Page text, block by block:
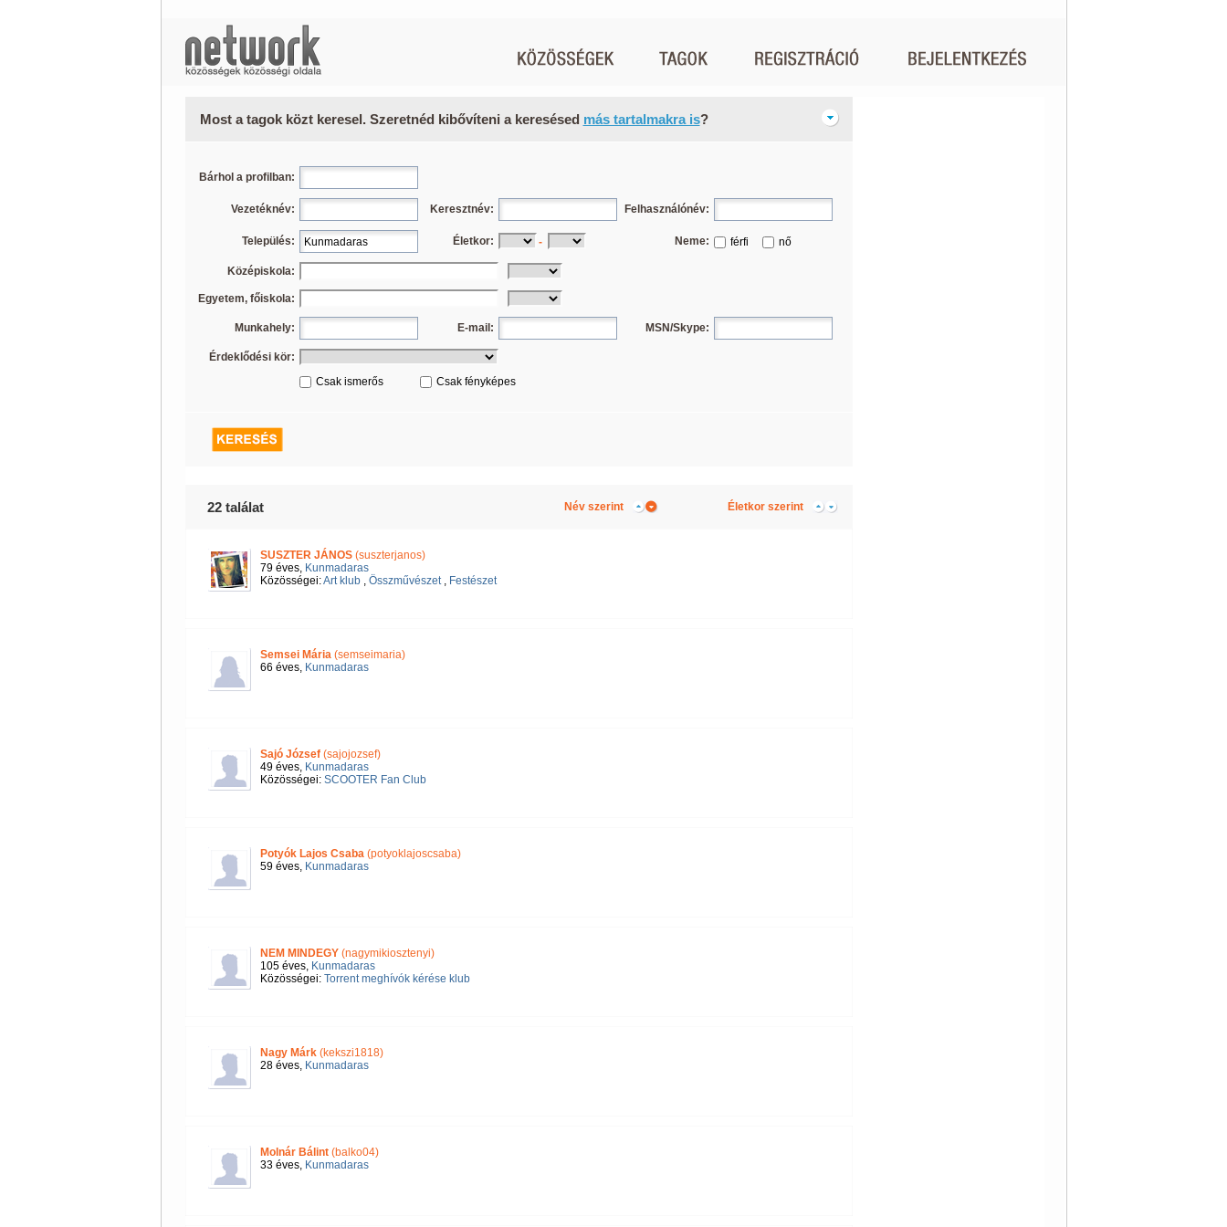
Most a tagok közt keresel. Szeretnéd kibővíteni a keresésed más tartalmakra is?
Bárhol a profilban:
Vezetéknév: Keresztnév: Felhasználónév:
Település: Életkor: - Neme: férfi nő
Középiskola:
Egyetem, főiskola:
Munkahely: E-mail: MSN/Skype:
Érdeklődési kör:
Csak ismerős
Csak fényképes
22 találat Név szerint Életkor szerint
SUSZTER JÁNOS(suszterjanos)
79 éves, Kunmadaras
Közösségei:Art klub, Összművészet, Festészet
Semsei Mária(semseimaria)
66 éves, Kunmadaras
Sajó József(sajojozsef)
49 éves, Kunmadaras
Közösségei: SCOOTER Fan Club
Potyók Lajos Csaba(potyoklajoscsaba)
59 éves, Kunmadaras
NEM MINDEGY(nagymikiosztenyi)
105 éves, Kunmadaras
Közösségei: Torrent meghívók kérése klub
Nagy Márk(kekszi1818)
28 éves, Kunmadaras
Molnár Bálint(balko04)
33 éves, Kunmadaras